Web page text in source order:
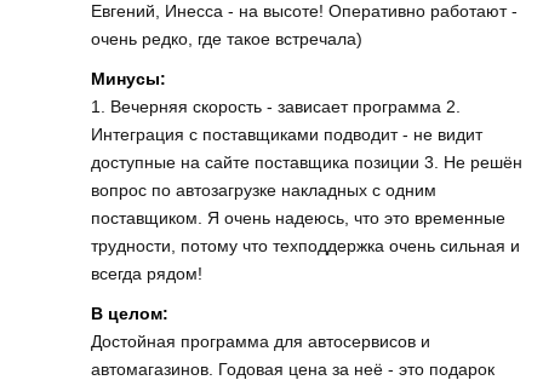
Евгений, Инесса - на высоте! Оперативно работают -
очень редко, где такое встречала)
Минусы:
1. Вечерняя скорость - зависает программа 2.
Интеграция с поставщиками подводит - не видит
доступные на сайте поставщика позиции 3. Не решён
вопрос по автозагрузке накладных с одним
поставщиком. Я очень надеюсь, что это временные
трудности, потому что техподдержка очень сильная и
всегда рядом!
В целом:
Достойная программа для автосервисов и
автомагазинов. Годовая цена за неё - это подарок